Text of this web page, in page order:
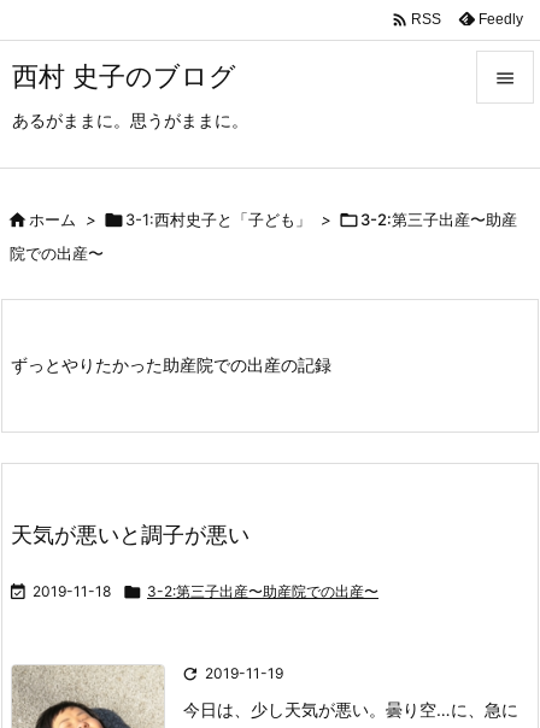
西村 史子のブログ
あるがままに。思うがままに。

サイド
 RSS Feedly
ホーム > 3-1:西村史子と「子ども」 > 3-2:第三子出産〜助産
院での出産〜
ずっとやりたかった助産院での出産の記録
天気が悪いと調子が悪い
 2019-11-18  3-2:第三子出産〜助産院での出産〜
 2019-11-19
今日は、少し天気が悪い。 曇り空…に、急に